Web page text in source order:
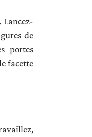
de
portes
facette